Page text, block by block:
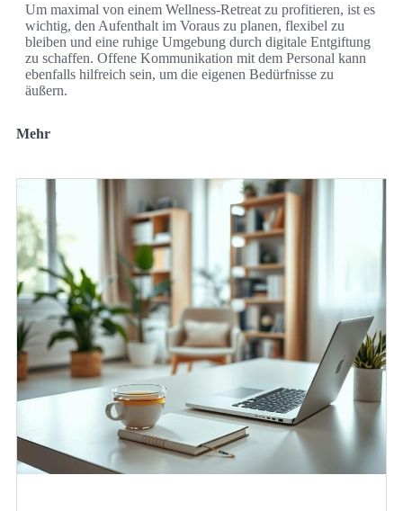
Um maximal von einem Wellness-Retreat zu profitieren, ist es
wichtig, den Aufenthalt im Voraus zu planen, flexibel zu
bleiben und eine ruhige Umgebung durch digitale Entgiftung
zu schaffen. Offene Kommunikation mit dem Personal kann
ebenfalls hilfreich sein, um die eigenen Bedürfnisse zu
äußern.
Mehr